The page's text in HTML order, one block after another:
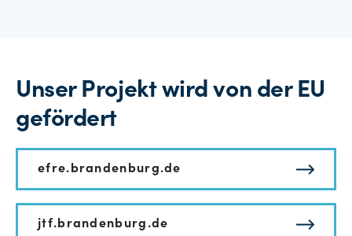
Unser Projekt wird von der EU
gefördert
efre.brandenburg.de
jtf.brandenburg.de